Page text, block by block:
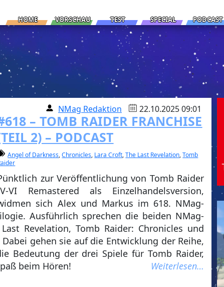
HOME VORSCHAU TEST SPECIAL PODCAST
NMag Redaktion 22.10.2025 09:01
– TOMB RAIDER FRANCHISE
2) – PODCAST
Angel of Darkness,Chronicles, Lara Croft,The Last Revelation,Tomb
zur Veröffentlichung von Tomb Raider
VI Remastered als Einzelhandelsversion,
sich Alex und Markus im 618. NMag-
Ausführlich sprechen die beiden NMag-
Revelation, Tomb Raider: Chronicles und
gehen sie auf die Entwicklung der Reihe,
Bedeutung der drei Spiele für Tomb Raider,
beim Hören!
Weiterlesen…